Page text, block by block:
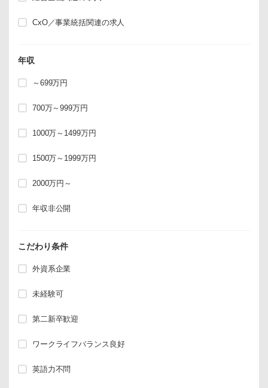
CxO／事業統括関連の求人
年収
～699万円
700万～999万円
1000万～1499万円
1500万～1999万円
2000万円～
年収非公開
こだわり条件
外資系企業
未経験可
第二新卒歓迎
ワークライフバランス良好
英語力不問